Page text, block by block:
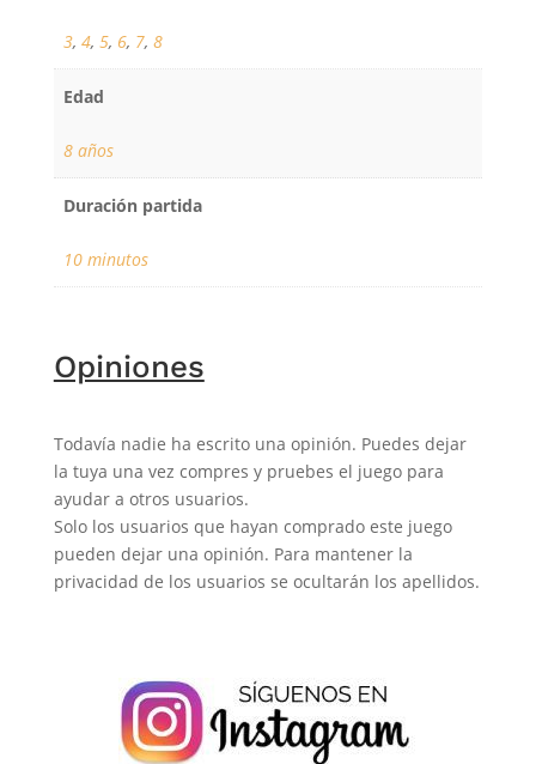
3, 4, 5, 6, 7, 8
Edad
8 años
Duración partida
10 minutos
Opiniones
Todavía nadie ha escrito una opinión. Puedes dejar
la tuya una vez compres y pruebes el juego para
ayudar a otros usuarios.
Solo los usuarios que hayan comprado este juego
pueden dejar una opinión. Para mantener la
privacidad de los usuarios se ocultarán los apellidos.